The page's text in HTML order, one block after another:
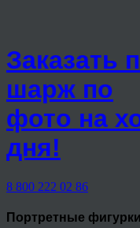
Заказать
шарж по
фото на
дня!
8 800 222 02 86
Портретные фигурки